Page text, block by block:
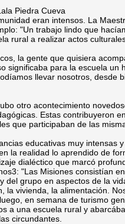
Piedra Cueva
eran intensos. La
"Un trabajo lindo que
rural a realizar actos
la gente que quisiera
significaba para la escuela un
llevar nosotros, desde
otro acontecimiento
Estas contribuyeron
que participaban de las
educativas muy intensas
la realidad lo aprendido de
dialéctico que marcó
"Las Misiones consistían
del grupo en aspectos de la
la vivienda, la alimentación.
en semana de turismo
a una escuela rural y
circundantes.